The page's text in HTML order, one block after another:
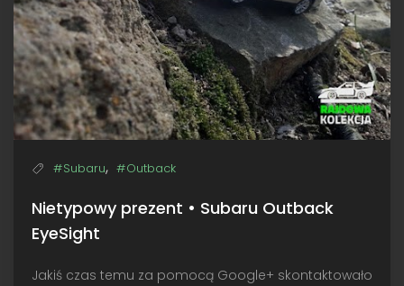
#Subaru, #Outback
Nietypowy prezent • Subaru Outback
EyeSight
Jakiś czas temu za pomocą Google+ skontaktowało